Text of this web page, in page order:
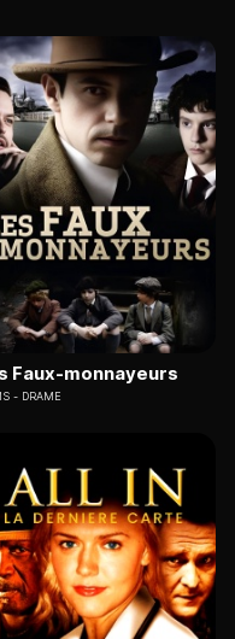
Faux-monnayeurs
DRAME